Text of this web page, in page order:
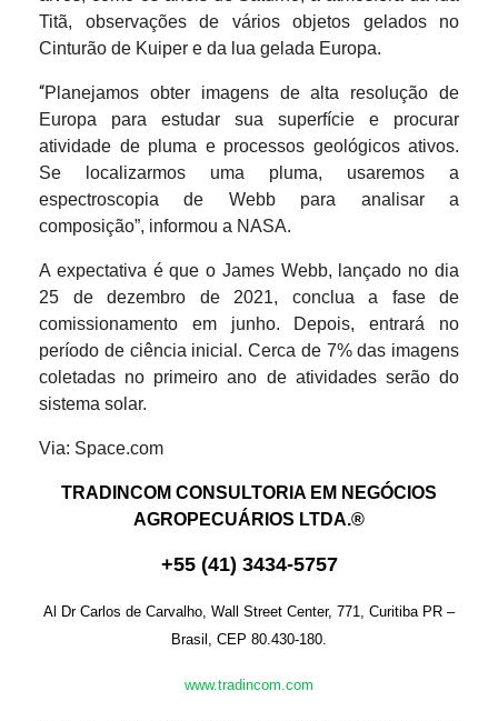
Titã, observações de vários objetos gelados no
Cinturão de Kuiper e da lua gelada Europa.
“Planejamos obter imagens de alta resolução de
Europa para estudar sua superfície e procurar
atividade de pluma e processos geológicos ativos.
Se localizarmos uma pluma, usaremos a
espectroscopia de Webb para analisar a
composição”, informou a NASA.
A expectativa é que o James Webb, lançado no dia
25 de dezembro de 2021, conclua a fase de
comissionamento em junho. Depois, entrará no
período de ciência inicial. Cerca de 7% das imagens
coletadas no primeiro ano de atividades serão do
sistema solar.
Via: Space.com
TRADINCOM CONSULTORIA EM NEGÓCIOS
AGROPECUÁRIOS LTDA.®
+55 (41) 3434-5757
Al Dr Carlos de Carvalho, Wall Street Center, 771, Curitiba PR –
Brasil, CEP 80.430-180.
www.tradincom.com